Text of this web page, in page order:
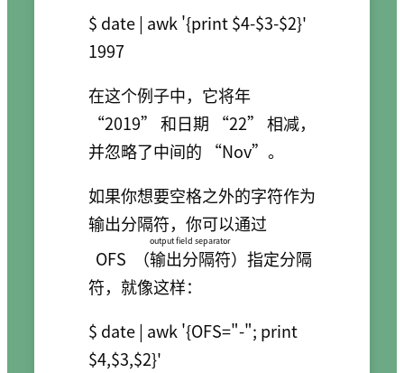
$ date | awk '{print $4-$3-$2}'
1997
在这个例子中，它将年
“2019” 和日期 “22” 相减，
并忽略了中间的 “Nov”。
如果你想要空格之外的字符作为
输出分隔符，你可以通过
OFS
（输出分隔符
output field separator
）指定分隔
符，就像这样：
$ date | awk '{OFS="-"; print
$4,$3,$2}'